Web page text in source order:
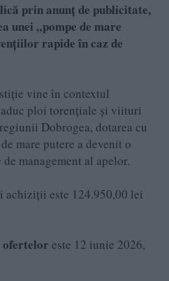
prin anunț de publicitate,
unei „pompe de mare
rapide în caz de
vine în contextul
ploi torențiale și viituri
Dobrogea, dotarea cu
mare putere a devenit o
management al apelor.
achiziții este 124.950,00 lei
ofertelor este 12 iunie 2026,